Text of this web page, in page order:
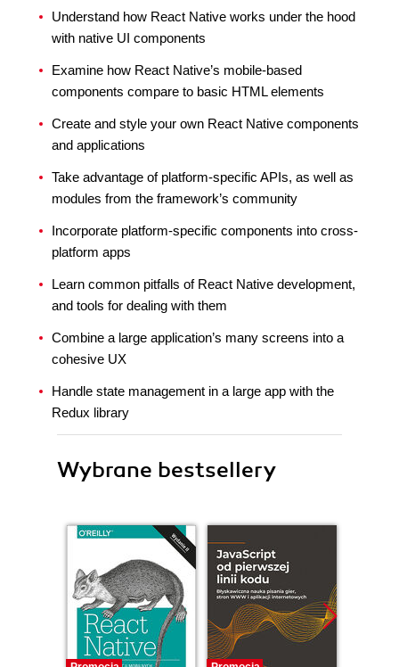
Understand how React Native works under the hood
with native UI components
Examine how React Native’s mobile-based
components compare to basic HTML elements
Create and style your own React Native components
and applications
Take advantage of platform-specific APIs, as well as
modules from the framework’s community
Incorporate platform-specific components into cross-
platform apps
Learn common pitfalls of React Native development,
and tools for dealing with them
Combine a large application’s many screens into a
cohesive UX
Handle state management in a large app with the
Redux library
Wybrane bestsellery